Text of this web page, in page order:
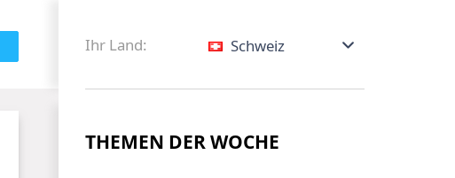
Ihr Land: Schweiz
THEMEN DER WOCHE